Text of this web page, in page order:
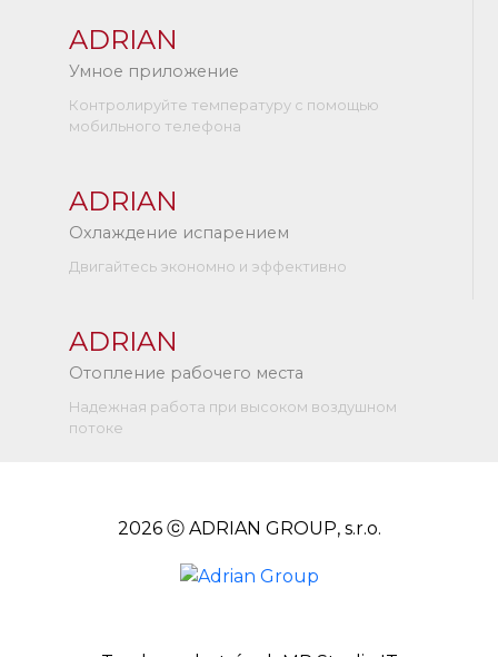
ADRIAN
Умное приложение
Контролируйте температуру с помощью
мобильного телефона
ADRIAN
Охлаждение испарением
Двигайтесь экономно и эффективно
ADRIAN
Отопление рабочего места
Надежная работа при высоком воздушном
потоке
2026 ⓒ ADRIAN GROUP, s.r.o.